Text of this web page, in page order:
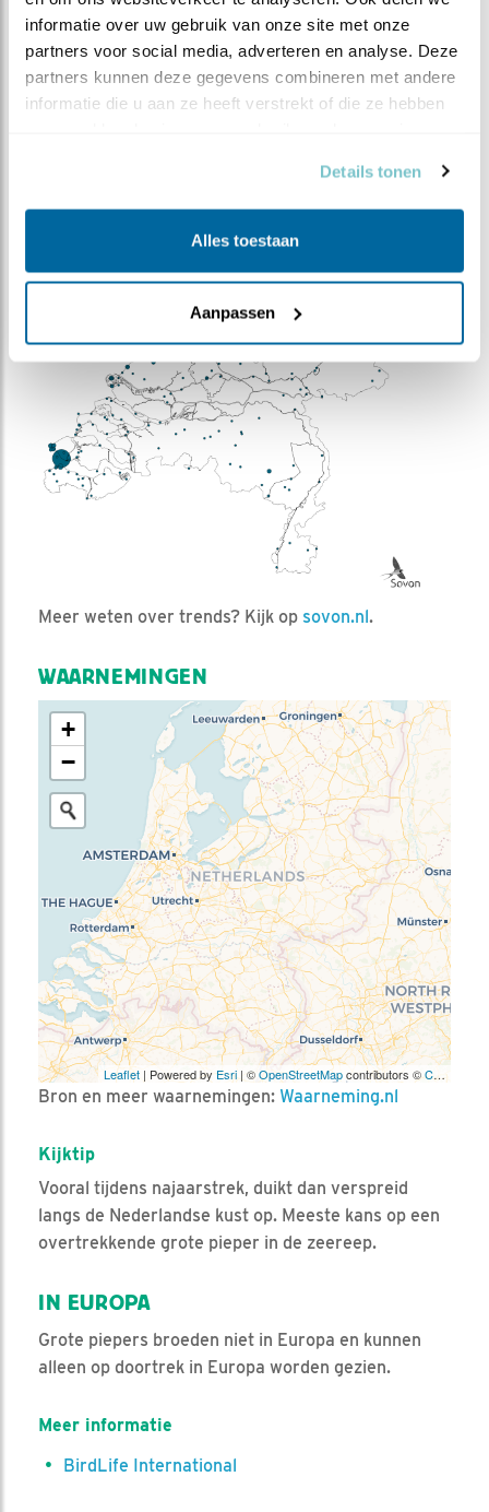
informatie over uw gebruik van onze site met onze
partners voor social media, adverteren en analyse. Deze
partners kunnen deze gegevens combineren met andere
informatie die u aan ze heeft verstrekt of die ze hebben
Details tonen
Alles toestaan
Aanpassen
Doortrekkers 1-100 (2007/08–2011/12)
Bron:sovon.nl
Meer weten over trends? Kijk op sovon.nl.
WAARNEMINGEN
+
−
Leaflet | Powered byEsri| ©OpenStreetMapcontributors ©CARTO
Bron en meer waarnemingen: Waarneming.nl
Kijktip
Vooral tijdens najaarstrek, duikt dan verspreid
langs de Nederlandse kust op. Meeste kans op een
overtrekkende grote pieper in de zeereep.
IN EUROPA
Grote piepers broeden niet in Europa en kunnen
alleen op doortrek in Europa worden gezien.
Meer informatie
BirdLife International